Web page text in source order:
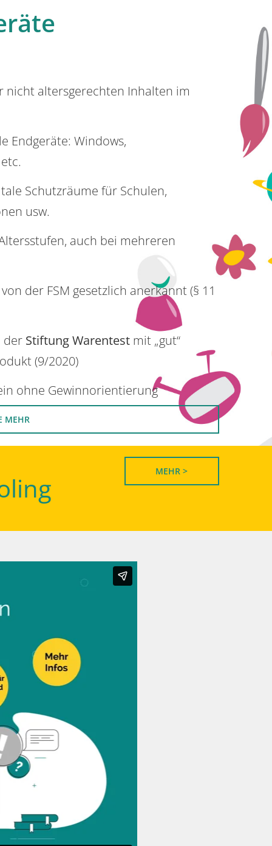
altersgerechten Inhalten im
Endgeräte: Windows,
Schutzräume für Schulen,
usw.
auch bei mehreren
der FSM gesetzlich anerkannt (§ 11
der Stiftung Warentestmit „gut“
(9/2020)
ohne Gewinnorientierung
MEHR
MEHR >